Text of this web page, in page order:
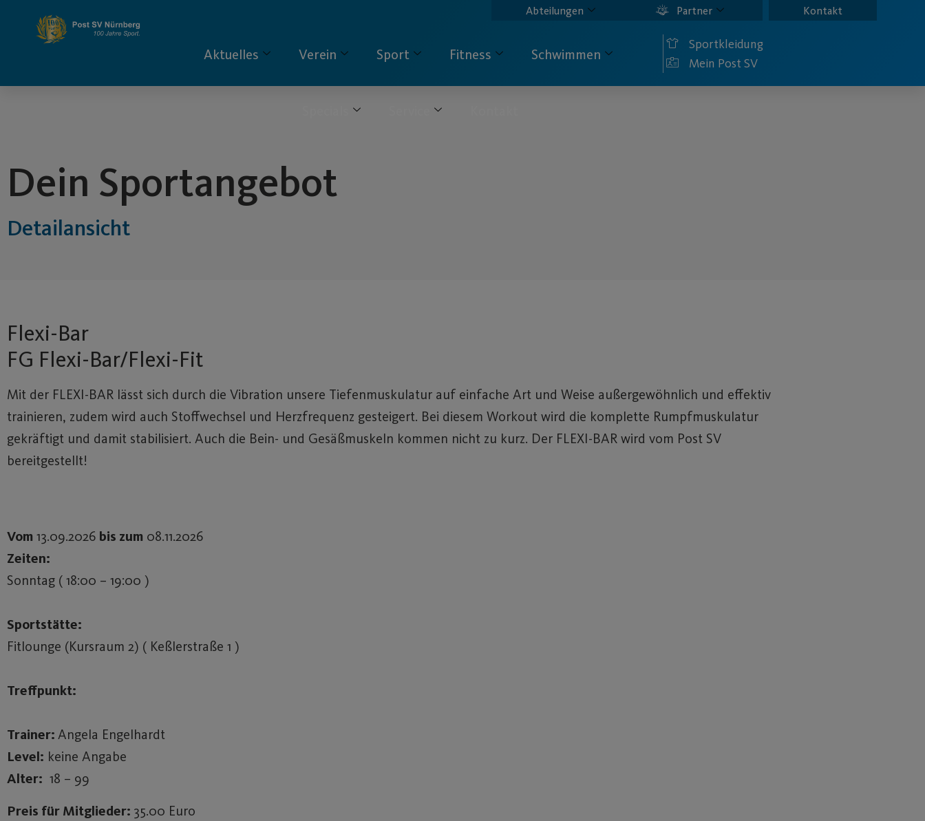
springen
Abteilungen Partner Kontakt
Aktuelles Verein Sport Fitness Schwimmen
Sportkleidung
Mein Post SV
Dein Sportangebot
Detailansicht
Flexi-Bar
FG Flexi-Bar/Flexi-Fit
Mit der FLEXI-BAR lässt sich durch die Vibration unsere Tiefenmuskulatur auf einfache Art und Weise außergewöhnlich und effektiv
trainieren, zudem wird auch Stoffwechsel und Herzfrequenz gesteigert. Bei diesem Workout wird die komplette Rumpfmuskulatur
gekräftigt und damit stabilisiert. Auch die Bein- und Gesäßmuskeln kommen nicht zu kurz. Der FLEXI-BAR wird vom Post SV
bereitgestellt!
Vom 13.09.2026 bis zum 08.11.2026
Zeiten:
Sonntag ( 18:00 – 19:00 )
Sportstätte:
Fitlounge (Kursraum 2) ( Keßlerstraße 1 )
Treffpunkt:
Trainer: Angela Engelhardt
Level: keine Angabe
Alter: 18 – 99
Preis für Mitglieder: 35.00 Euro